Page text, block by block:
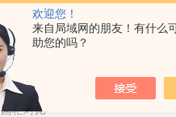
欢迎您！
来自局域网的朋友！有什么
助您的吗？
1/2脚或水平3/4脚，阻值
法：
及保养
柜对比